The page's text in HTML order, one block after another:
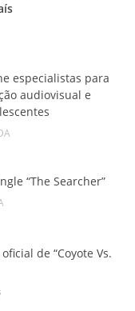
especialistas para
audiovisual e
“The Searcher”
de “Coyote Vs.